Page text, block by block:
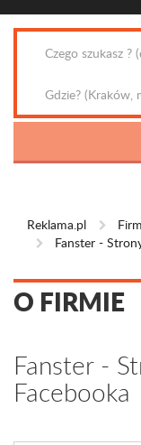
Reklama.pl
Fanster -
O FIRMIE
Fanster -
Facebooka